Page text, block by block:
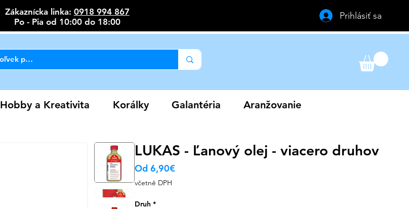
Zákaznícka linka: 0918 994 867
Po - Pia od 10:00 do 18:00
Prihlásiť sa
Hobby a Kreativita Korálky Galantéria Aranžovanie
LUKAS - Ľanový olej - viacero druhov
Od6,90€Zvýhodněná
včetně DPH
Druh *